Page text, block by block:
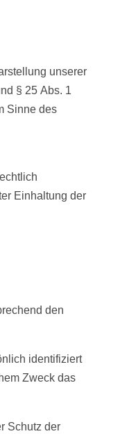
unserer
§ 25 Abs. 1
Sinne des
Einhaltung der
den
identifiziert
Zweck das
Schutz der